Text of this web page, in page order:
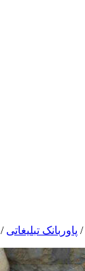
/ پاوربانک تبلیغاتی /